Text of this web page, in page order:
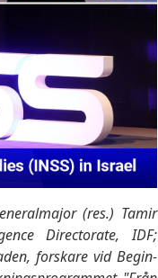
(res.) Tamir
Directorate, IDF;
forskare vid Begin-